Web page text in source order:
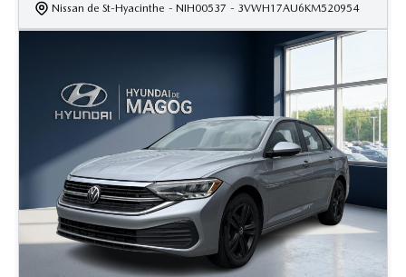
Nissan de St-Hyacinthe - NIH00537 - 3VWH17AU6KM520954